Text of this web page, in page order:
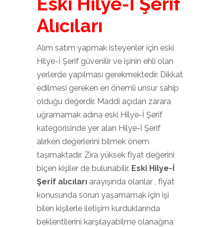
Alıcıları
Alım satım yapmak isteyenler için eski
Hilye-İ Şerif güvenilir ve işinin ehli olan
yerlerde yapılması gerekmektedir. Dikkat
edilmesi gereken en önemli unsur sahip
olduğu değerdir. Maddi açıdan zarara
uğramamak adına eski Hilye-İ Şerif
kategorisinde yer alan Hilye-İ Şerif
alırken değerlerini bilmek önem
taşımaktadır. Zira yüksek fiyat değerini
biçen kişiler de bulunabilir. Eski Hilye-İ
Şerif alıcıları arayışında olanlar , fiyat
konusunda sorun yaşamamak için işi
bilen kişilerle iletişim kurduklarında
beklentilerini karşılayabilme olanağına